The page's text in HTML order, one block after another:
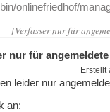
onlinefriedhof/
[Verfasser nur für
nur für
Erstellt
leider nur
an: